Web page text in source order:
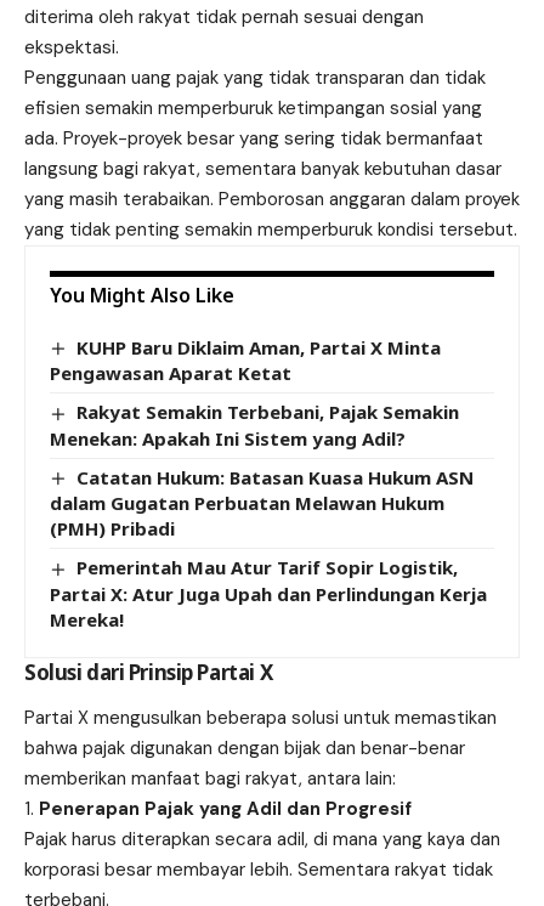
diterima oleh rakyat tidak pernah sesuai dengan
ekspektasi.
Penggunaan uang pajak yang tidak transparan dan tidak
efisien semakin memperburuk ketimpangan sosial yang
ada. Proyek-proyek besar yang sering tidak bermanfaat
langsung bagi rakyat, sementara banyak kebutuhan dasar
yang masih terabaikan. Pemborosan anggaran dalam proyek
yang tidak penting semakin memperburuk kondisi tersebut.
You Might Also Like
KUHP Baru Diklaim Aman, Partai X Minta
Pengawasan Aparat Ketat
Rakyat Semakin Terbebani, Pajak Semakin
Menekan: Apakah Ini Sistem yang Adil?
Catatan Hukum: Batasan Kuasa Hukum ASN
dalam Gugatan Perbuatan Melawan Hukum
(PMH) Pribadi
Pemerintah Mau Atur Tarif Sopir Logistik,
Partai X: Atur Juga Upah dan Perlindungan Kerja
Mereka!
Solusi dari Prinsip Partai X
Partai X mengusulkan beberapa solusi untuk memastikan
bahwa pajak digunakan dengan bijak dan benar-benar
memberikan manfaat bagi rakyat, antara lain:
Penerapan Pajak yang Adil dan Progresif
Pajak harus diterapkan secara adil, di mana yang kaya dan
korporasi besar membayar lebih. Sementara rakyat tidak
terbebani.